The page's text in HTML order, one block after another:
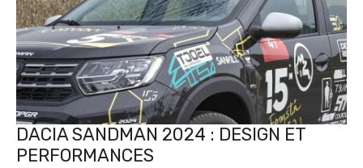
DACIA SANDMAN 2024 : DESIGN ET
PERFORMANCES